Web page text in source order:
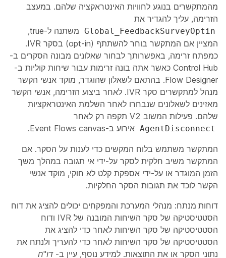
מהמתקשרים בנוגע לחוויות האינטראקציה שלהם. במעצב
הזרימה, עליך להגדיר את
Global_FeedbackSurveyOptin
משתנה ל-true,
המציין אם המתקשר בוחר להשתתף (opt-in) בסקר IVR.
כמפתח זרימה, באפשרותך לבחור שאלונים מבונה הסקרים ב-
Control Hub כאשר אתה בונה זרימות עבור שיחות קוליות ב-
Flow Designer. בהתאם לשאלון שהוגדר, מוקד אנשי הקשר
מנהל למתקשרים סקר IVR. לאחר ביצוע הזרימה, אנשי הקשר
מאזינים לשאלונים שנבחרו לאחר השלמת האינטראקציות
שלהם. פעילות המשוב V2 תקפה רק לאחר
AgentDisconnect אירוע ב-Event Flows canvas.
המתקשר משתמש בלוח המקשים כדי לענות על הסקר. אם
המתקשר משיב חלקית לסקר על-ידי אי תגובה במהלך משך
הזמן המוגדר או על-ידי אספקת קלט לא חוקי, מוקד אנשי
הקשר לוכד את תגובות הסקר החלקיות.
דוחות מנתח: מנהלי המערכת והמפקחים יכולים להציג את דוח
הסטטיסטיקה של סקר השיחות המובנה של IVR ודוח
הסטטיסטיקה של סקר השיחות לאחר כדי להציג את
הסטטיסטיקה של סקר השיחות לאחר כדי להעריך ולנתח את
נתוני הסקר או את התוצאות. למידע נוסף, עיין ב- דו"ח